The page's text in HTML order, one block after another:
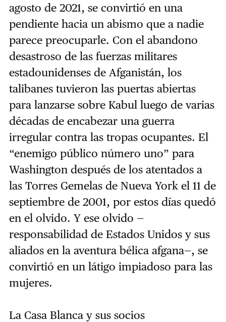
agosto de 2021, se convirtió en una
pendiente hacia un abismo que a nadie
parece preocuparle. Con el abandono
desastroso de las fuerzas militares
estadounidenses de Afganistán, los
talibanes tuvieron las puertas abiertas
para lanzarse sobre Kabul luego de varias
décadas de encabezar una guerra
irregular contra las tropas ocupantes. El
“enemigo público número uno” para
Washington después de los atentados a
las Torres Gemelas de Nueva York el 11 de
septiembre de 2001, por estos días quedó
en el olvido. Y ese olvido —
responsabilidad de Estados Unidos y sus
aliados en la aventura bélica afgana—, se
convirtió en un látigo impiadoso para las
mujeres.
La Casa Blanca y sus socios